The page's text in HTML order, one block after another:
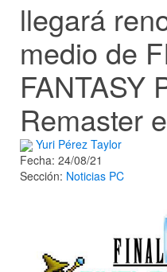
llegará
medio de
FANTASY
Remaster
Yuri Pérez Taylor
Fecha: 24/08/21
Sección: Noticias PC